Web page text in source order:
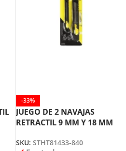
-33%
JUEGO DE 2 NAVAJAS
RETRACTIL 9 MM Y 18 MM
SKU:STHT81433-840